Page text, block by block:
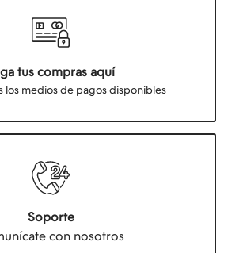
tus compras aquí
los medios de pagos disponibles
Soporte
con nosotros